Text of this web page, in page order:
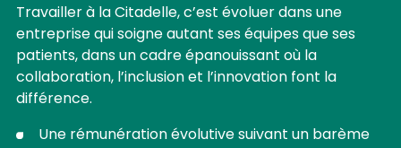
Travailler à la Citadelle, c’est évoluer dans une
entreprise qui soigne autant ses équipes que ses
patients, dans un cadre épanouissant où la
collaboration, l’inclusion et l’innovation font la
différence.
Une rémunération évolutive suivant un barème